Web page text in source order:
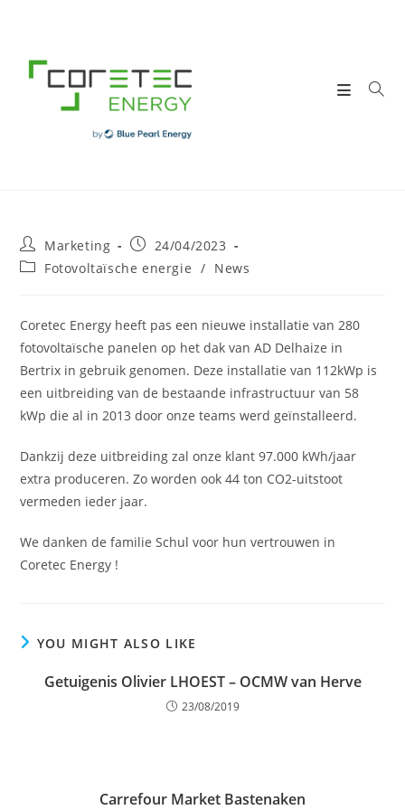
content
Post
author:
Marketing
Post
published:
24/04/2023
PostFotovoltaïsche energie / News
Coretec Energy heeft pas een nieuwe installatie van 280
fotovoltaïsche panelen op het dak van AD Delhaize in
Bertrix in gebruik genomen. Deze installatie van 112kWp is
een uitbreiding van de bestaande infrastructuur van 58
kWp die al in 2013 door onze teams werd geïnstalleerd.
Dankzij deze uitbreiding zal onze klant 97.000 kWh/jaar
extra produceren. Zo worden ook 44 ton CO2-uitstoot
vermeden ieder jaar.
We danken de familie Schul voor hun vertrouwen in
Coretec Energy !
YOU MIGHT ALSO LIKE
Getuigenis Olivier LHOEST – OCMW van Herve
23/08/2019
Carrefour Market Bastenaken